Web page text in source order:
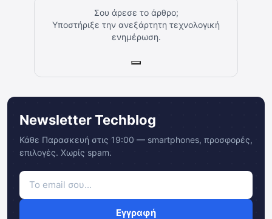
Σου άρεσε το άρθρο;
Υποστήριξε την ανεξάρτητη τεχνολογική
ενημέρωση.
Newsletter Techblog
Κάθε Παρασκευή στις 19:00 — smartphones, προσφορές,
επιλογές. Χωρίς spam.
Εγγραφή